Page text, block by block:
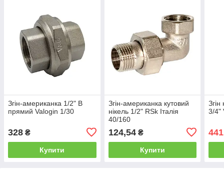
Згін-американка 1/2" В
прямий Valogin 1/30
328 ₴
Купити
Згін-американка кутовий
нікель 1/2" RSk Італія
40/160
124,54₴
Купити
3/4"